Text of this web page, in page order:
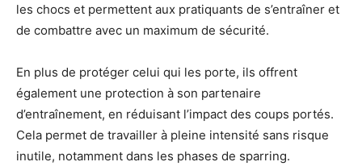
les chocs et permettent aux pratiquants de s’entraîner et
de combattre avec un maximum de sécurité.
En plus de protéger celui qui les porte, ils offrent
également une protection à son partenaire
d’entraînement, en réduisant l’impact des coups portés.
Cela permet de travailler à pleine intensité sans risque
inutile, notamment dans les phases de sparring.